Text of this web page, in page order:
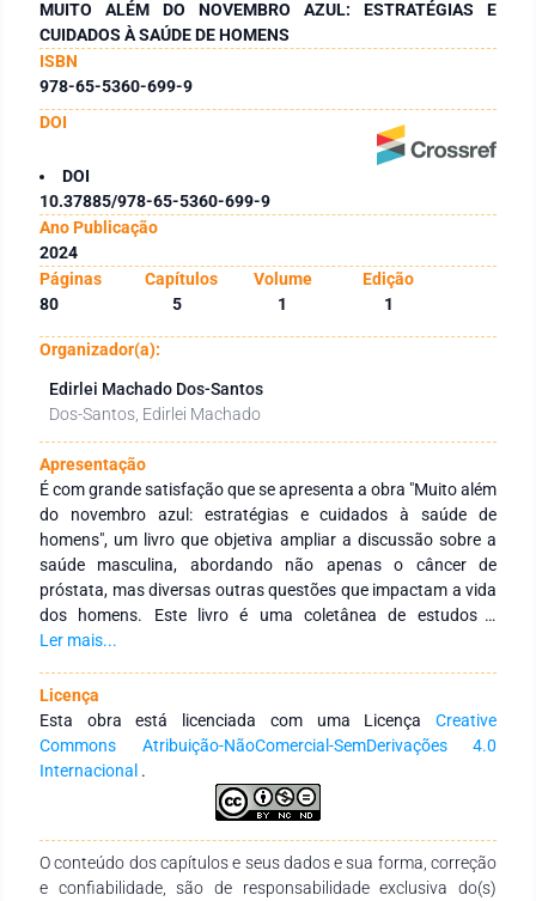
MUITO ALÉM DO NOVEMBRO AZUL: ESTRATÉGIAS E
CUIDADOS À SAÚDE DE HOMENS
ISBN
978-65-5360-699-9
DOI
DOI
10.37885/978-65-5360-699-9
Ano Publicação
2024
Páginas
Capítulos Volume
Edição
80
5 1 1
Organizador(a):
Edirlei Machado Dos-Santos
Dos-Santos, Edirlei Machado
Apresentação
É com grande satisfação que se apresenta a obra "Muito além
do novembro azul: estratégias e cuidados à saúde de
homens", um livro que objetiva ampliar a discussão sobre a
saúde masculina, abordando não apenas o câncer de
próstata, mas diversas outras questões que impactam a vida
dos homens. Este livro é uma coletânea de estudos e
reflexões que buscam oferecer um olhar aprofundado e
possibilidades de cuidados à saúde dos homens,
considerando estratégias preventivas e de autocuidado. O
primeiro capítulo, "Participação de homens adultos no
autocuidado em Unidades Básicas de Saúde: uma revisão
narrativa", estabelece a base para nossa discussão,
explorando como os homens têm se envolvido no
autocuidado dentro do sistema de saúde. Este capítulo
revisita a literatura existente para destacar barreiras e
facilitadores dessa participação, oferecendo elementos
Ler mais...
Licença
Esta obra está licenciada com uma Licença Creative
Commons Atribuição-NãoComercial-SemDerivações 4.0
Internacional .
O conteúdo dos capítulos e seus dados e sua forma, correção
e confiabilidade, são de responsabilidade exclusiva do(s)